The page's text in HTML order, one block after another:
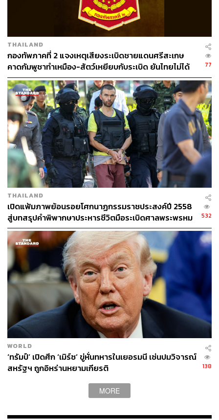
THAILAND
กองทัพภาคที่ 2 แจงเหตุเสียงระเบิดชายแดนศรีสะเกษ
คาดกัมพูชาทำเหมือง-สัตว์เหยียบกับระเบิด ยันไทยไม่ได้
ใช้อาวุธ
77
THAILAND
เปิดแฟ้มภาพย้อนรอยโศกนาฏกรรมราชประสงค์ปี 2558
สู่บทสรุปคำพิพากษาประหารชีวิตมือระเบิดศาลพระพรหม
532
WORLD
‘ทรัมป์’ เปิดศึก ‘เมิร์ซ’ ขู่หั่นทหารในเยอรมนี เซ่นปมวิจารณ์
สหรัฐฯ ถูกอิหร่านหยามเกียรติ
138
MORE